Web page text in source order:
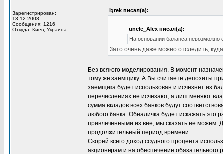
Зарегистрирован:
13.12.2008
Сообщения: 1216
Откуда: Киев, Украина
igrek писал(а):
uncle_Alex писал(а):
На основании баланса невозможно
Зато очень даже можно отследить,
Без всякого моделирования. В момент
тому же заемщику. А Вы считаете депозиты
заемщика будет использован и исчезнет из
перечислениях не исчезают, а лиш меняют
сумма вкладов всех банков будут
любого банка. Обналичка будет искажать это
привлеченными из вне, мы сказать не можем.
продолжительный период времени.
Скорей всего доход ссудного процента
акционерам и на обеспечение обязательного